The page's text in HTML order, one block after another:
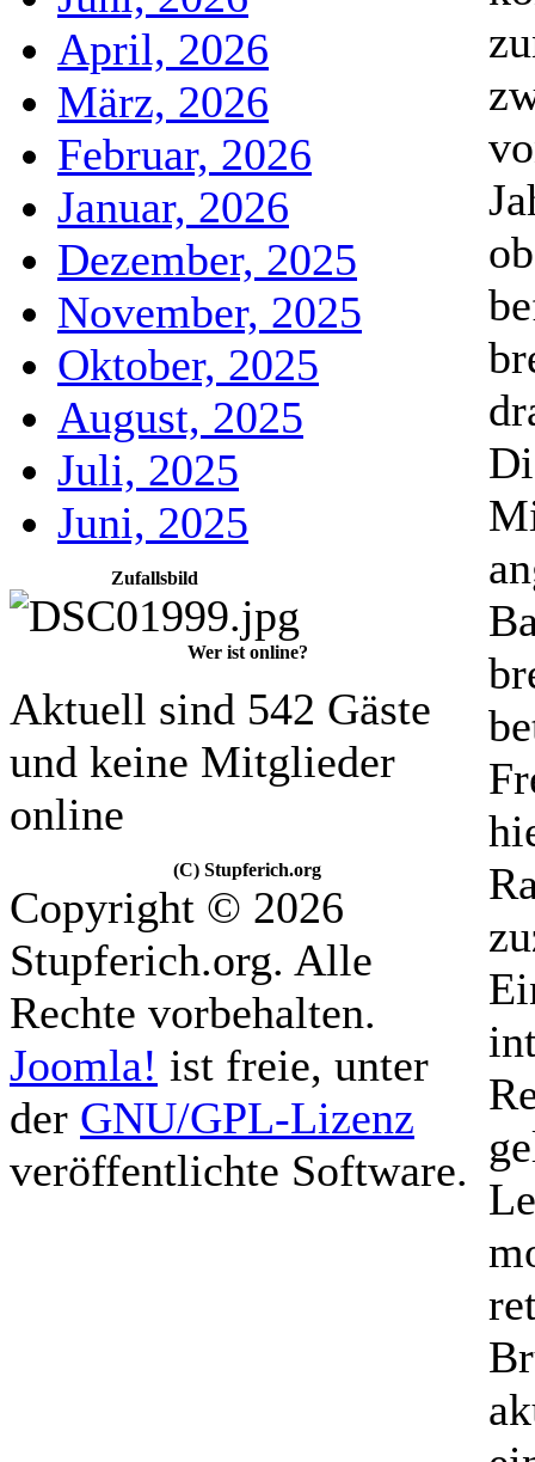
April, 2026
März, 2026
Februar, 2026
Januar, 2026
Dezember, 2025
November, 2025
Oktober, 2025
August, 2025
Juli, 2025
Juni, 2025
Zufallsbild
Wer ist online?
Aktuell sind 542 Gäste
und keine Mitglieder
online
(C) Stupferich.org
Copyright © 2026
Stupferich.org. Alle
Rechte vorbehalten.
Joomla! ist freie, unter
der GNU/GPL-Lizenz
veröffentlichte Software.